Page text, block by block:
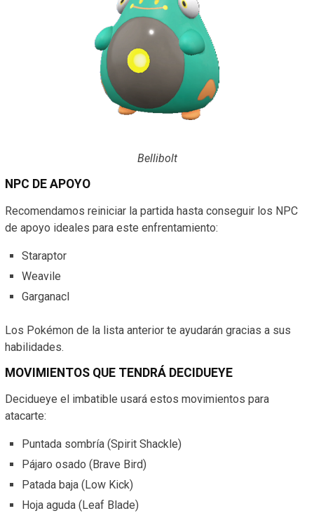
Bellibolt
NPC DE APOYO
Recomendamos reiniciar la partida hasta conseguir los NPC
de apoyo ideales para este enfrentamiento:
Staraptor
Weavile
Garganacl
Los Pokémon de la lista anterior te ayudarán gracias a sus
habilidades.
MOVIMIENTOS QUE TENDRÁ DECIDUEYE
Decidueye el imbatible usará estos movimientos para
atacarte:
Puntada sombría (Spirit Shackle)
Pájaro osado (Brave Bird)
Patada baja (Low Kick)
Hoja aguda (Leaf Blade)